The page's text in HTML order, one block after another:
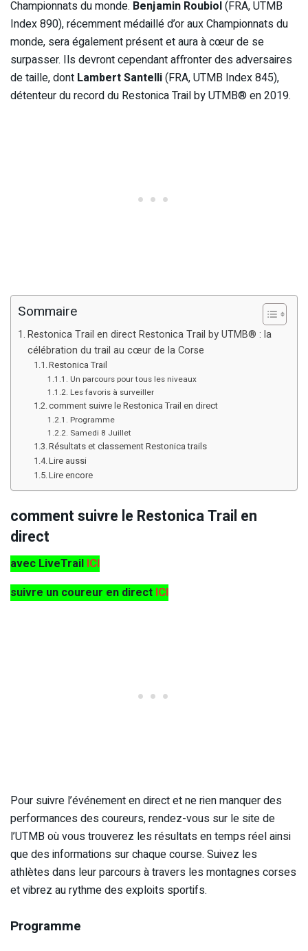
Championnats du monde. Benjamin Roubiol(FRA, UTMB
Index 890), récemment médaillé d’or aux Championnats du
monde, sera également présent et aura à cœur de se
surpasser. Ils devront cependant affronter des adversaires
de taille, dont Lambert Santelli(FRA, UTMB Index 845),
détenteur du record du Restonica Trail by UTMB® en 2019.
Sommaire
Restonica Trail en direct Restonica Trail by UTMB® : la
célébration du trail au cœur de la Corse
Restonica Trail
Un parcours pour tous les niveaux
Les favoris à surveiller
comment suivre le Restonica Trail en direct
Programme
Samedi 8 Juillet
Résultats et classement Restonica trails
Lire aussi
Lire encore
comment suivre le Restonica Trail en
direct
avec LiveTrail ICI
suivre un coureur en direct ICI
Pour suivre l’événement en direct et ne rien manquer des
performances des coureurs, rendez-vous sur le site de
l’UTMB où vous trouverez les résultats en temps réel ainsi
que des informations sur chaque course. Suivez les
athlètes dans leur parcours à travers les montagnes corses
et vibrez au rythme des exploits sportifs.
Programme